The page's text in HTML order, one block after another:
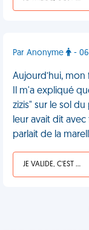
Par Anonyme -
Aujourd’hui,
Il m'a expliqué
zizis" sur le sol
leur avait dit
parlait de la
JE VALIDE, C'EST UNE VDM